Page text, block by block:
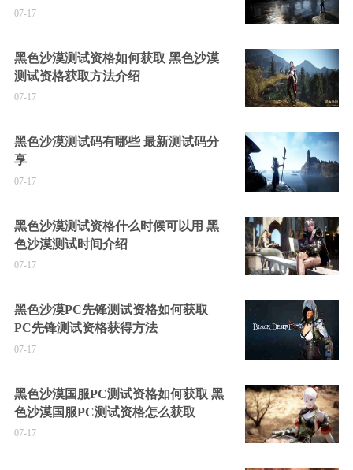
07-17
黑色沙漠测试资格如何获取 黑色沙漠
测试资格获取方法介绍
07-17
黑色沙漠测试码有哪些 最新测试码分
享
07-17
黑色沙漠测试资格什么时候可以用 黑
色沙漠测试时间介绍
07-17
黑色沙漠PC先锋测试资格如何获取
PC先锋测试资格获得方法
07-17
黑色沙漠国服PC测试资格如何获取 黑
色沙漠国服PC测试资格怎么获取
07-17